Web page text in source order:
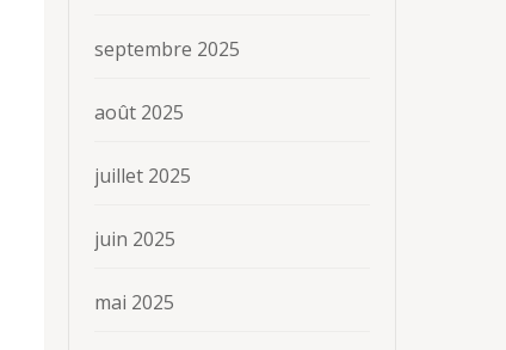
septembre 2025
août 2025
juillet 2025
juin 2025
mai 2025